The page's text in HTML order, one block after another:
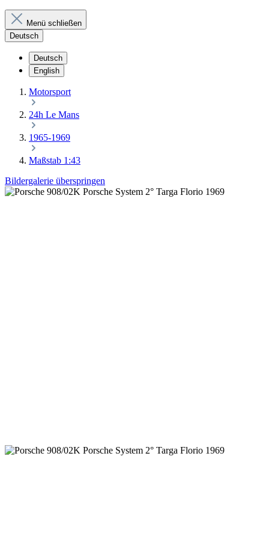
Menü schließen
Deutsch
Deutsch
English
Motorsport
24h Le Mans
1965-1969
Maßstab 1:43
Bildergalerie überspringen